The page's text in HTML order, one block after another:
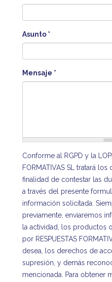
Asunto *
Mensaje *
Conforme al RGPD y la
FORMATIVAS SL tratará
finalidad de contestar las
a través del presente
información solicitada.
previamente, enviaremos
la actividad, los productos
por RESPUESTAS
desea, los derechos de
supresión, y demás
mencionada. Para obtener